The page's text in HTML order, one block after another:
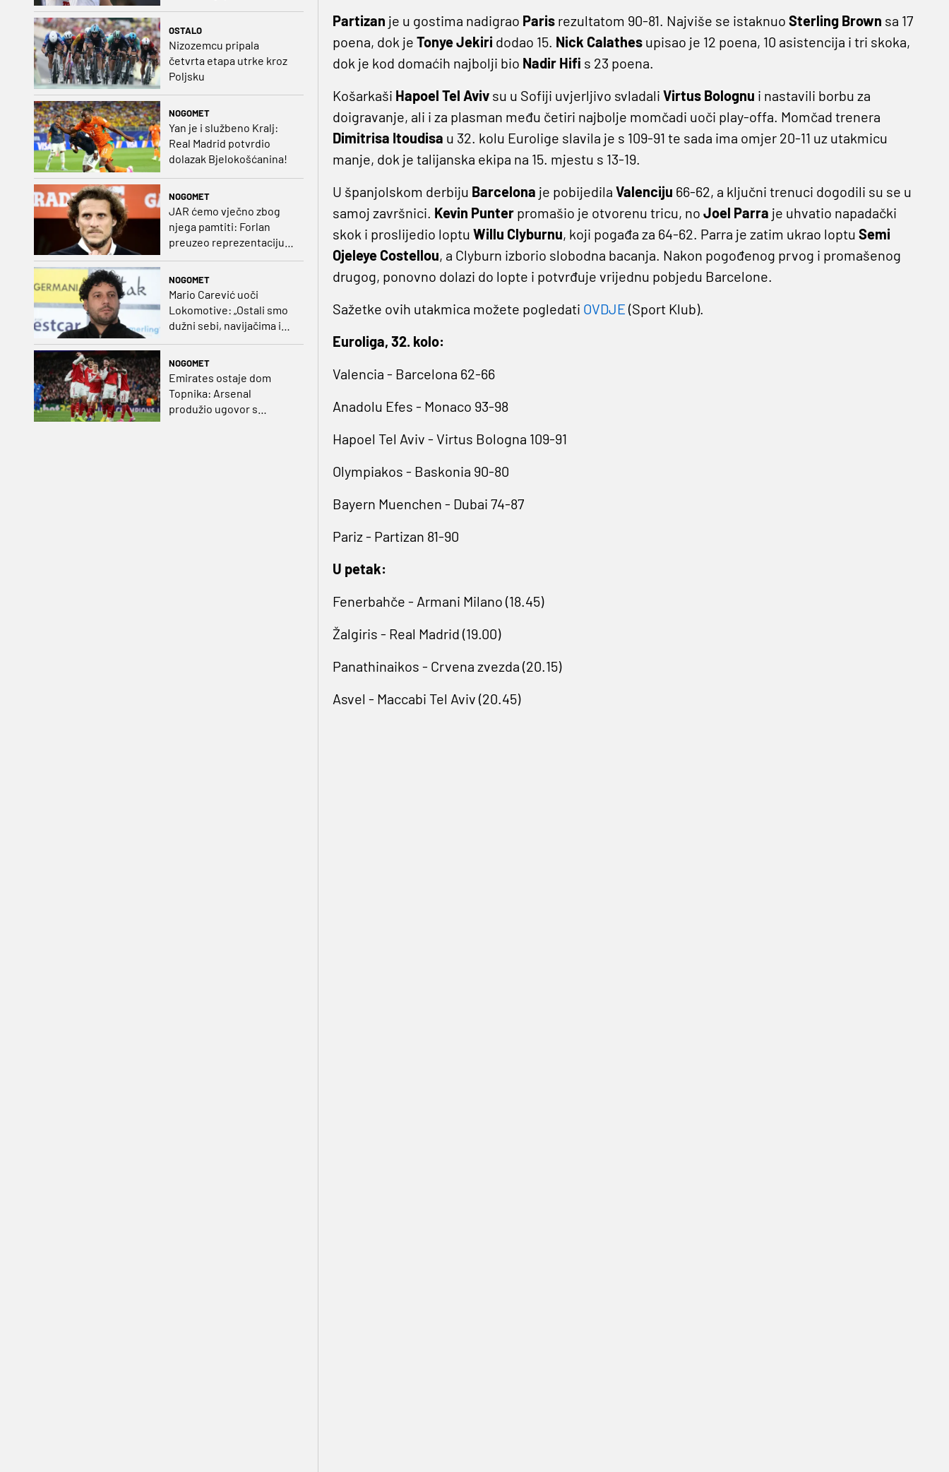
OSTALO
Nizozemcu pripala
četvrta etapa utrke kroz
Poljsku
NOGOMET
Yan je i službeno Kralj:
Real Madrid potvrdio
dolazak Bjelokošćanina!
NOGOMET
JAR ćemo vječno zbog
njega pamtiti: Forlan
preuzeo reprezentaciju
Urugvaja!
NOGOMET
Mario Carević uoči
Lokomotive: „Ostali smo
dužni sebi, navijačima i
NOGOMET
Emirates ostaje dom
Topnika: Arsenal
produžio ugovor s
Partizan je u gostima nadigrao Paris rezultatom 90-81. Najviše se istaknuo Sterling Brown sa 17
poena, dok je Tonye Jekiri dodao 15. Nick Calathes upisao je 12 poena, 10 asistencija i tri skoka,
dok je kod domaćih najbolji bio Nadir Hifi s 23 poena.
Košarkaši Hapoel Tel Avivsu u Sofiji uvjerljivo svladali Virtus Bolognu i nastavili borbu za
doigravanje, ali i za plasman među četiri najbolje momčadi uoči play-offa. Momčad trenera
Dimitrisa Itoudisa u 32. kolu Eurolige slavila je s 109-91 te sada ima omjer 20-11 uz utakmicu
manje, dok je talijanska ekipa na 15. mjestu s 13-19.
U španjolskom derbiju Barcelona je pobijedila Valenciju 66-62, a ključni trenuci dogodili su se u
samoj završnici. Kevin Punter promašio je otvorenu tricu, no Joel Parra je uhvatio napadački
skok i proslijedio loptu Willu Clyburnu, koji pogađa za 64-62. Parra je zatim ukrao loptu Semi
Ojeleye Costellou, a Clyburn izborio slobodna bacanja. Nakon pogođenog prvog i promašenog
drugog, ponovno dolazi do lopte i potvrđuje vrijednu pobjedu Barcelone.
Sažetke ovih utakmica možete pogledati OVDJE (Sport Klub).
Euroliga, 32. kolo:
Valencia - Barcelona 62-66
Anadolu Efes - Monaco 93-98
Hapoel Tel Aviv - Virtus Bologna 109-91
Olympiakos - Baskonia 90-80
Bayern Muenchen - Dubai 74-87
Pariz - Partizan 81-90
U petak:
Fenerbahče - Armani Milano (18.45)
Žalgiris - Real Madrid (19.00)
Panathinaikos - Crvena zvezda (20.15)
Asvel - Maccabi Tel Aviv (20.45)